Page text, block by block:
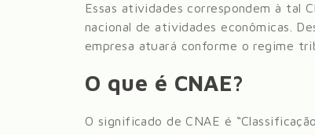
Essas atividades correspondem à tal
nacional de atividades econômicas.
empresa atuará conforme o regime
O que é CNAE?
O significado de CNAE é